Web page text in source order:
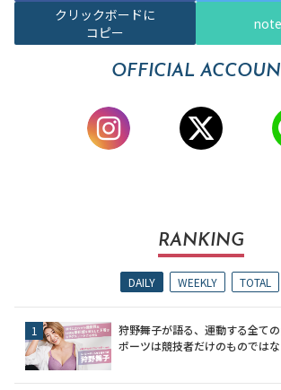
クリックボードに
コピー
OFFICIAL
RANKING
DAILY WEEKLY TOTAL
狩野舞子が語る、運動する全て
ポーツは競技者だけのものではな